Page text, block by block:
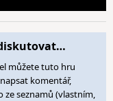
můžete tuto hru
komentář,
seznamů (vlastním,